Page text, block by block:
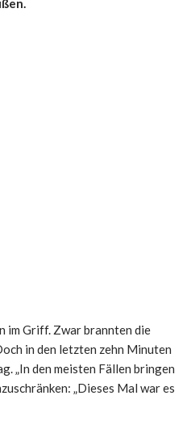
im Griff. Zwar brannten die
in den letzten zehn Minuten
„In den meisten Fällen bringen
„Dieses Mal war es